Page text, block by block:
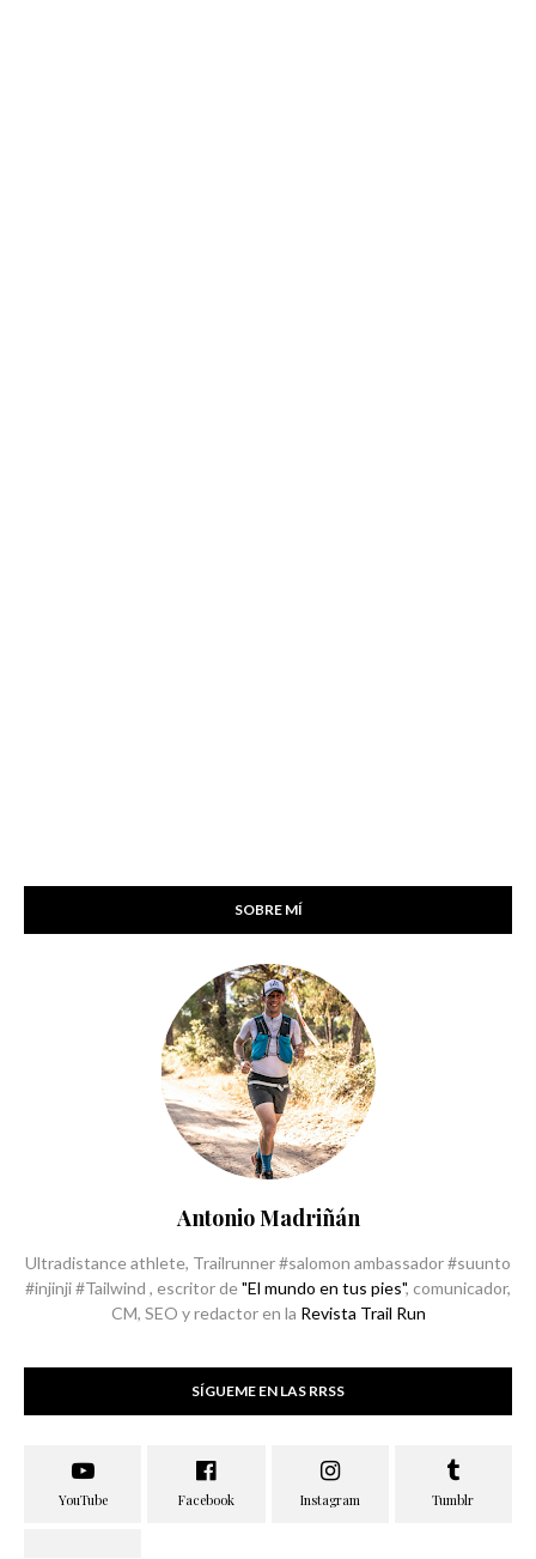
SOBRE MÍ
Antonio Madriñán
Ultradistance athlete, Trailrunner #salomon ambassador #suunto
#injinji #Tailwind , escritor de"El mundo en tus pies", comunicador,
CM, SEO y redactor en la Revista Trail Run
SÍGUEME EN LAS RRSS